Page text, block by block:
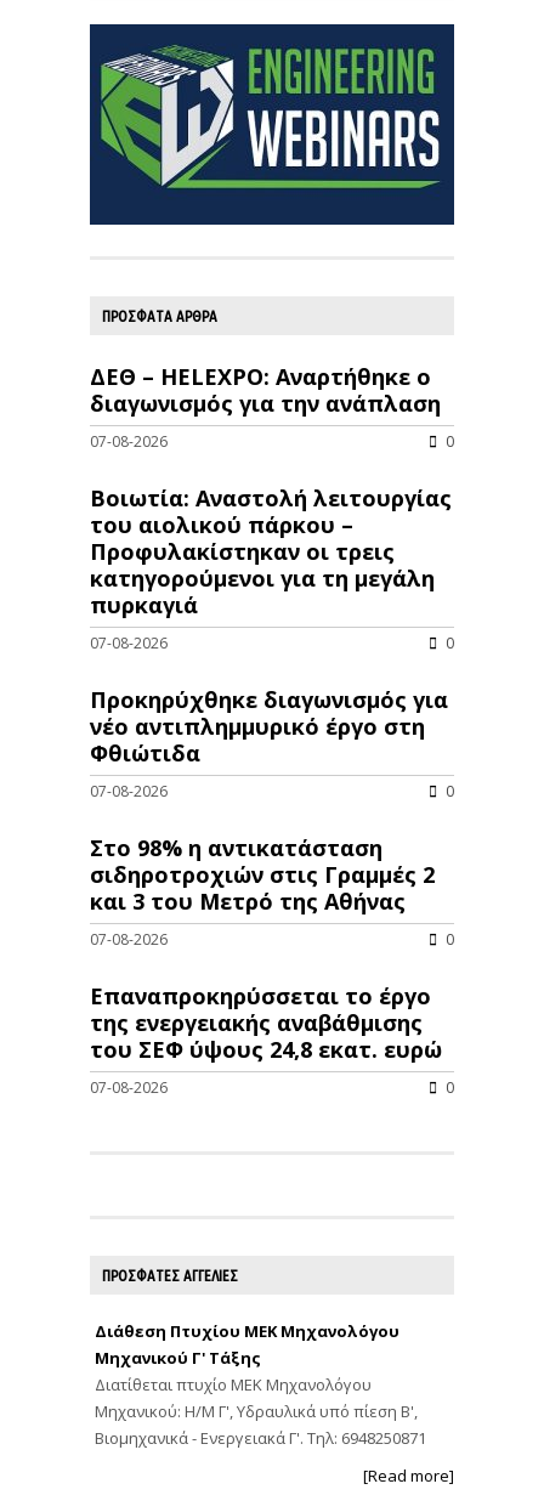
ΠΡΟΣΦΑΤΑ ΑΡΘΡΑ
ΔΕΘ – HELEXPO: Αναρτήθηκε ο
διαγωνισμός για την ανάπλαση
07-08-2026 0
Βοιωτία: Αναστολή λειτουργίας
του αιολικού πάρκου –
Προφυλακίστηκαν οι τρεις
κατηγορούμενοι για τη μεγάλη
πυρκαγιά
07-08-2026 0
Προκηρύχθηκε διαγωνισμός για
νέo αντιπλημμυρικό έργο στη
Φθιώτιδα
07-08-2026 0
Στο 98% η αντικατάσταση
σιδηροτροχιών στις Γραμμές 2
και 3 του Μετρό της Αθήνας
07-08-2026 0
Επαναπροκηρύσσεται το έργο
της ενεργειακής αναβάθμισης
του ΣΕΦ ύψους 24,8 εκατ. ευρώ
07-08-2026 0
ΠΡΟΣΦΑΤΕΣ ΑΓΓΕΛΙΕΣ
Διάθεση Πτυχίου ΜΕΚ Μηχανολόγου
Μηχανικού Γ' Τάξης
Διατίθεται πτυχίο ΜΕΚ Μηχανολόγου
Μηχανικού: Η/Μ Γ', Υδραυλικά υπό πίεση Β',
Βιομηχανικά - Ενεργειακά Γ'. Τηλ: 6948250871
[Read more]